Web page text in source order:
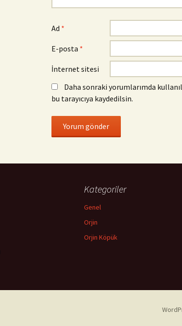
Ad *
E-posta *
İnternet sitesi
Daha sonraki yorumlarımda
bu tarayıcıya kaydedilsin.
Kategoriler
Genel
Orjin
Orjin Köpük